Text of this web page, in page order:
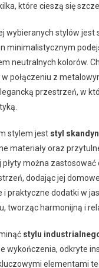
które cieszą się
wybieranych stylów jest
minimalistycznym
neutralnych kolorów.
połączeniu z
przestrzeń, w
stylem jest styl
materiały oraz
płyty można
dodając jej
i praktyczne dodatki w
tworząc harmonijną i
stylu
wykończenia, odkryte
elementami